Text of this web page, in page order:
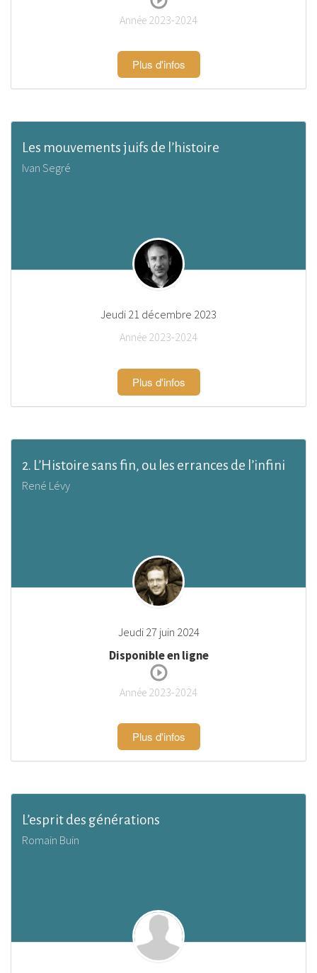
Année 2023-2024
Plus d'infos
Les mouvements juifs de l’histoire
Ivan Segré
Jeudi 21 décembre 2023
Année 2023-2024
Plus d'infos
2. L’Histoire sans fin, ou les errances de l’infini
René Lévy
Jeudi 27 juin 2024
Disponible en ligne
Année 2023-2024
Plus d'infos
L’esprit des générations
Romain Buin